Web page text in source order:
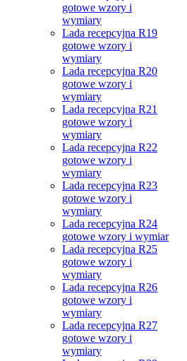
gotowe wzory i
wymiary
Lada recepcyjna R19
gotowe wzory i
wymiary
Lada recepcyjna R20
gotowe wzory i
wymiary
Lada recepcyjna R21
gotowe wzory i
wymiary
Lada recepcyjna R22
gotowe wzory i
wymiary
Lada recepcyjna R23
gotowe wzory i
wymiary
Lada recepcyjna R24
gotowe wzory i wymiar
Lada recepcyjna R25
gotowe wzory i
wymiary
Lada recepcyjna R26
gotowe wzory i
wymiary
Lada recepcyjna R27
gotowe wzory i
wymiary